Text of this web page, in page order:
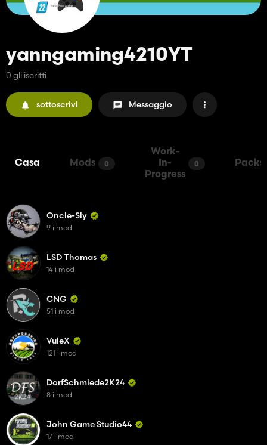
yanngaming4210YT
0 gli iscritti
sottoscrivi Messaggio
Casa Mods 0
Work-
In-
Progress
0 Packs
Oncle-Sly
9 i mod
LSD Thomas
14 i mod
CNG
51 i mod
VuleX
121 i mod
DorfSchmiede2K24
8 i mod
John Game Studio44
17 i mod